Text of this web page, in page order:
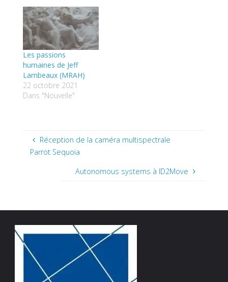
Les passions
humaines de Jeff
Lambeaux (MRAH)
22 octobre 2021
Dans "Nouvelle"
Réception de la caméra multispectrale
Parrot Sequoïa
Autonomous systems à ID2Move